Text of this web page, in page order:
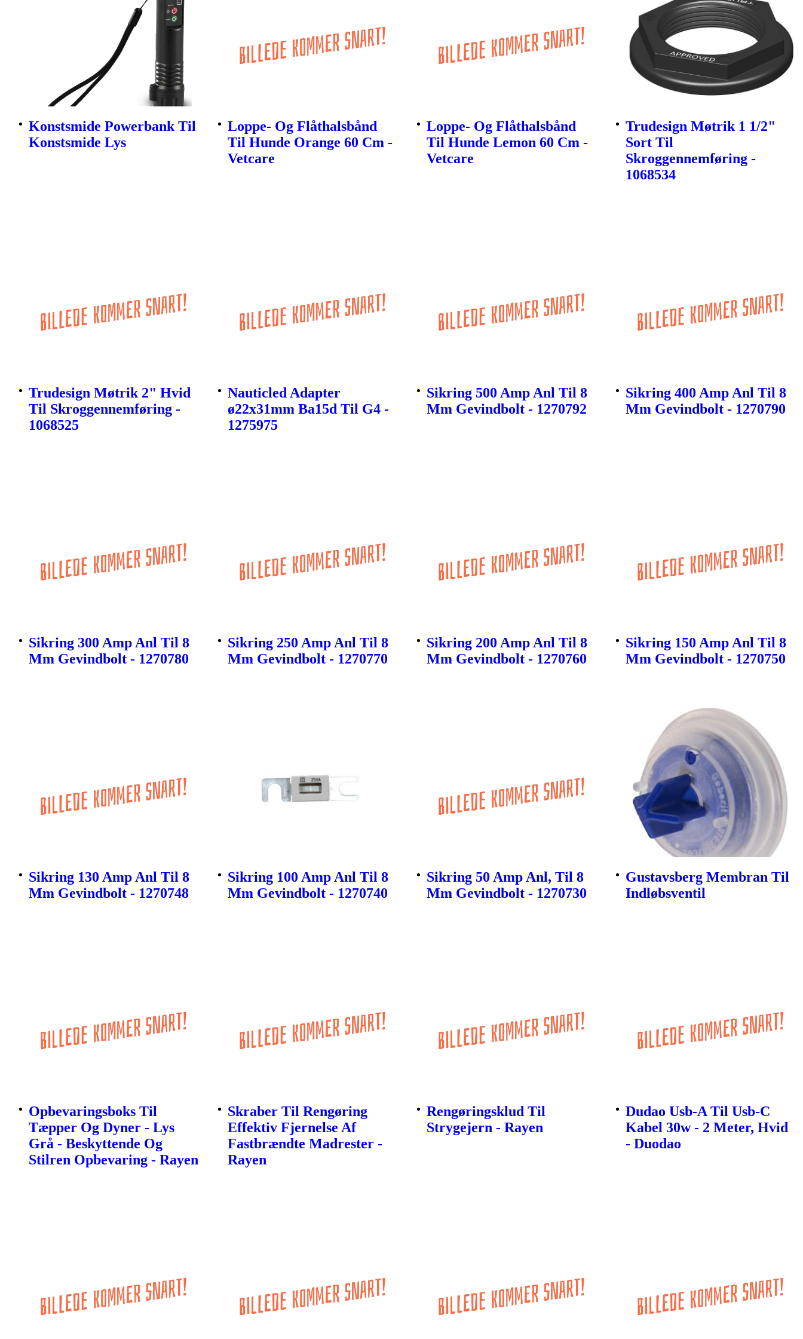
Konstsmide Powerbank Til
Konstsmide Lys
Loppe- Og Flåthalsbånd
Til Hunde Orange 60 Cm -
Vetcare
Loppe- Og Flåthalsbånd
Til Hunde Lemon 60 Cm -
Vetcare
Trudesign Møtrik 1 1/2"
Sort Til
Skroggennemføring -
1068534
Trudesign Møtrik 2" Hvid
Til Skroggennemføring -
1068525
Nauticled Adapter
ø22x31mm Ba15d Til G4 -
1275975
Sikring 500 Amp Anl Til 8
Mm Gevindbolt - 1270792
Sikring 400 Amp Anl Til 8
Mm Gevindbolt - 1270790
Sikring 300 Amp Anl Til 8
Mm Gevindbolt - 1270780
Sikring 250 Amp Anl Til 8
Mm Gevindbolt - 1270770
Sikring 200 Amp Anl Til 8
Mm Gevindbolt - 1270760
Sikring 150 Amp Anl Til 8
Mm Gevindbolt - 1270750
Sikring 130 Amp Anl Til 8
Mm Gevindbolt - 1270748
Sikring 100 Amp Anl Til 8
Mm Gevindbolt - 1270740
Sikring 50 Amp Anl, Til 8
Mm Gevindbolt - 1270730
Gustavsberg Membran Til
Indløbsventil
Opbevaringsboks Til
Tæpper Og Dyner - Lys
Grå - Beskyttende Og
Stilren Opbevaring - Rayen
Skraber Til Rengøring
Effektiv Fjernelse Af
Fastbrændte Madrester -
Rayen
Rengøringsklud Til
Strygejern - Rayen
Dudao Usb-A Til Usb-C
Kabel 30w - 2 Meter, Hvid
- Duodao